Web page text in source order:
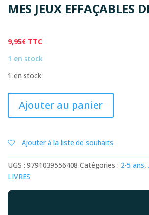
MES JEUX EFFAÇABLES
9,95€ TTC
1 en stock
1 en stock
MES
EFFAÇABLES
DE
MS
Ajouter au panier
Ajouter à la liste de souhaits
UGS :9791039556408 Catégories : 2-5 ans,
LIVRES